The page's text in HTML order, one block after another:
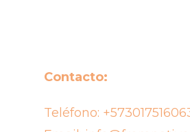
Contacto:
Teléfono: